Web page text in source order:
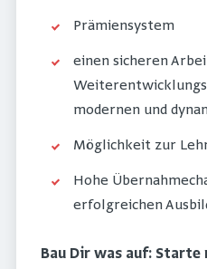
Prämiensystem
einen sicheren
modernen und
Möglichkeit zur
Hohe
erfolgreichen
Bau Dir was auf: Starte